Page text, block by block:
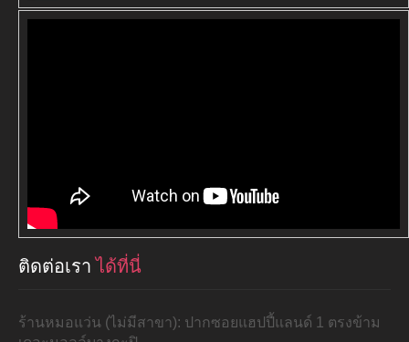
ติดต่อเราได้ที่นี่
ร้านหมอแว่น (ไม่มีสาขา): ปากซอยแฮปปี้แลนด์ 1 ตรงข้าม